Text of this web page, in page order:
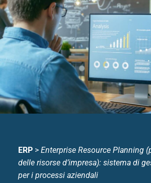
ERP > Enterprise Resource Planning
delle risorse d’impresa): sistema di
per i processi aziendali